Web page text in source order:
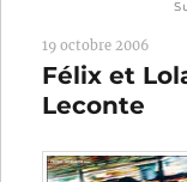
l’article
19 octobre 2006
Félix et
Leconte